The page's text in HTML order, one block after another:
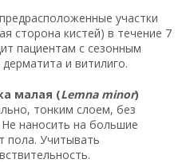
участки
сторона кистей) в течение 7
пациентам с сезонным
и витилиго.
малая (Lemna minor)
тонким слоем, без
наносить на большие
пола. Учитывать